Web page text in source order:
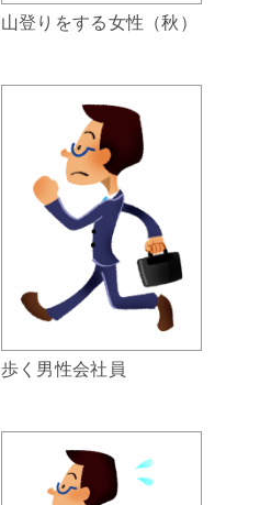
山登りをする女性（秋）
歩く男性会社員